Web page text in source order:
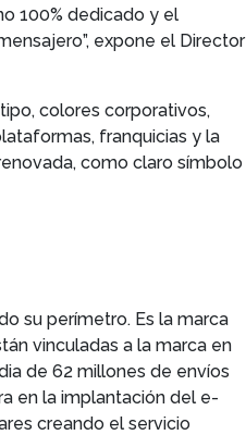
100% dedicado y el
expone el Director
colores corporativos,
franquicias y la
como claro símbolo
su perímetro. Es la marca
vinculadas a la marca en
de 62 millones de envíos
en la implantación del e-
creando el servicio